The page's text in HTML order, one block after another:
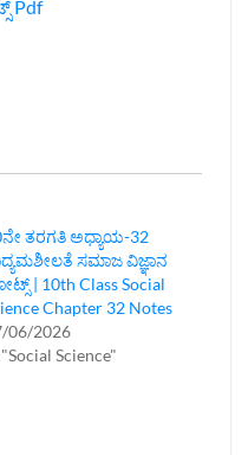
Pdf
ತರಗತಿ ಅಧ್ಯಾಯ-32
ಸಮಾಜ ವಿಜ್ಞಾನ
| 10th Class Social
Chapter 32 Notes
06/2026
Science"